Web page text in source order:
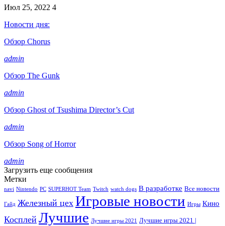
Июл 25, 2022 4
Новости дня:
Обзор Chorus
admin
Обзор The Gunk
admin
Обзор Ghost of Tsushima Director’s Cut
admin
Обзор Song of Horror
admin
Загрузить еще сообщения
Метки
navi Nintendo PC SUPERHOT Team Twitch watch dogs В разработке Все новости
Гайд Железный цех Игровые новости Игры Кино
Косплей Лучшие Лучшие игры 2021
Лучшие игры 2021 |